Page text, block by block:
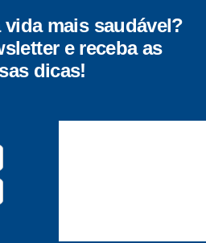
mais saudável?
e receba as
dicas!